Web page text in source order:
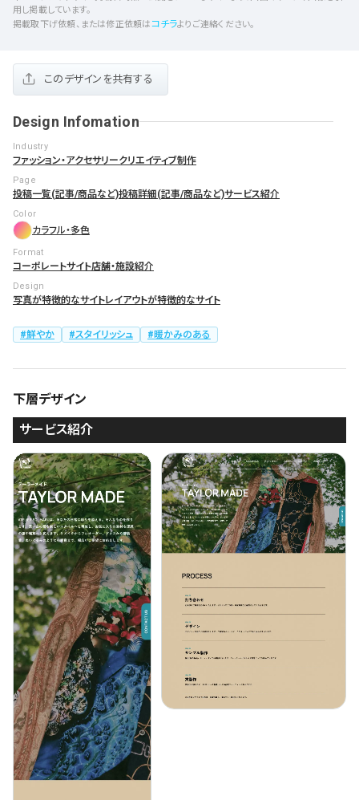
用し掲載しています。
掲載取下げ依頼、または修正依頼はコチラよりご連絡ください。
このデザインを共有する
Design Infomation
Industry
ファッション・アクセサリークリエイティブ制作
Page
投稿一覧(記事/商品など)投稿詳細(記事/商品など)サービス紹介
Color
カラフル・多色
Format
コーポレートサイト店舗・施設紹介
Design
写真が特徴的なサイト レイアウトが特徴的なサイト
鮮やか スタイリッシュ 暖かみのある
下層デザイン
サービス紹介